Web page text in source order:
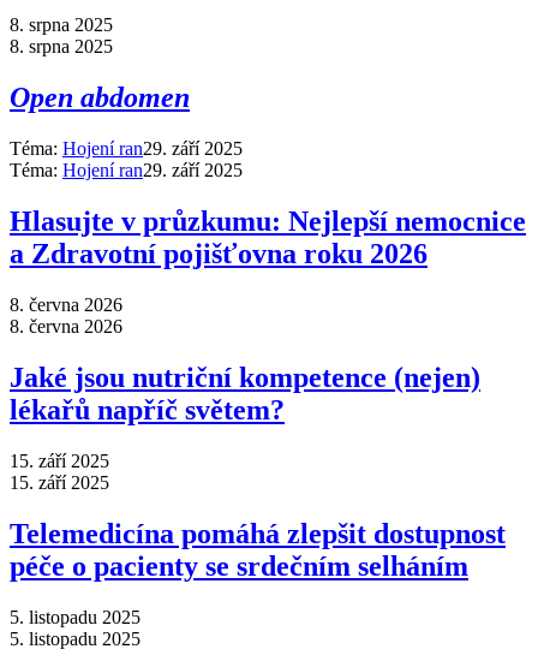
8. srpna 2025
8. srpna 2025
Open abdomen
Téma: Hojení ran29. září 2025
Téma: Hojení ran29. září 2025
Hlasujte v průzkumu: Nejlepší nemocnice
a Zdravotní pojišťovna roku 2026
8. června 2026
8. června 2026
Jaké jsou nutriční kompetence (nejen)
lékařů napříč světem?
15. září 2025
15. září 2025
Telemedicína pomáhá zlepšit dostupnost
péče o pacienty se srdečním selháním
5. listopadu 2025
5. listopadu 2025